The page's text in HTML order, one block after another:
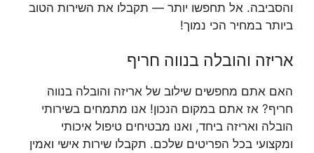
והסביבה. אל תחפשו יותר — תקבלו את השירות הטוב
ביותר במחיר הכי נמוך!
אריזה והובלה בנווה חריף
האם אתם מחפשים שילוב של אריזה והובלה בנווה
חריף? אז אתם במקום הנכון! אנו מתמחים בשירותי
הובלה ואריזה ביחד, ואנו מבטיחים טיפול איכותי
ומקצועי בכל הפריטים שלכם. תקבלו שירות אישי ואמין